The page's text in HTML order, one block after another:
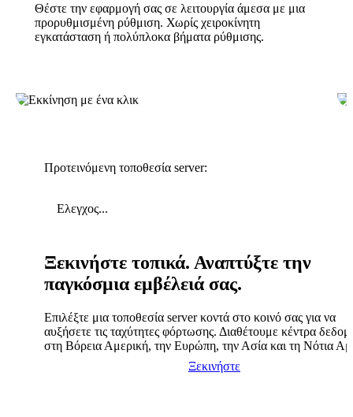
Θέστε την εφαρμογή σας σε λειτουργία άμεσα με μια
προρυθμισμένη ρύθμιση. Χωρίς χειροκίνητη
εγκατάσταση ή πολύπλοκα βήματα ρύθμισης.
Προτεινόμενη τοποθεσία server:
Ελεγχος...
Ξεκινήστε τοπικά. Αναπτύξτε την
παγκόσμια εμβέλειά σας.
Επιλέξτε μια τοποθεσία server κοντά στο κοινό σας για να
αυξήσετε τις ταχύτητες φόρτωσης. Διαθέτουμε κέντρα
στη Βόρεια Αμερική, την Ευρώπη, την Ασία και τη Νότια
Ξεκινήστε